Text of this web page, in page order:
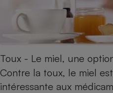
Toux - Le miel, une
Contre la toux, le miel
intéressante aux